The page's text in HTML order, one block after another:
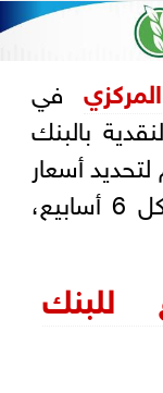
في
بالبنك
لتحديد أسعار
الفائدة، مقسمة على اجتماع كل 6 أسابيع،
للبنك